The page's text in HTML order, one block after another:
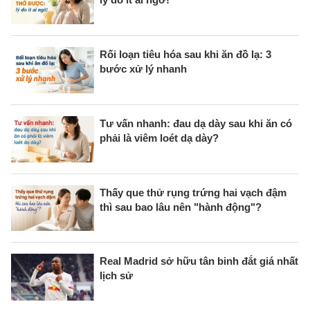
Rối loạn tiêu hóa sau khi ăn đồ lạ: 3
bước xử lý nhanh
Tư vấn nhanh: đau dạ dày sau khi ăn có
phải là viêm loét dạ dày?
Thấy que thử rụng trứng hai vạch đậm
thì sau bao lâu nên "hành động"?
Real Madrid sở hữu tân binh đắt giá nhất
lịch sử